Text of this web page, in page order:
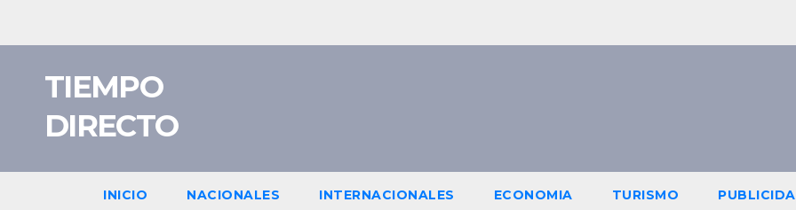
TIEMPO
DIRECTO
INICIO NACIONALES INTERNACIONALES ECONOMIA TURISMO